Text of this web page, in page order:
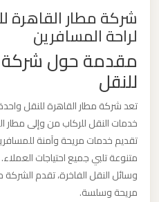
شركة مطار القاهرة
لراحة المسافرين
مقدمة حول شركة
للنقل
تعد شركة مطار القاهرة للنقل
خدمات النقل للركاب من وإلى مطار
تقديم خدمات مريحة وآمنة
متنوعة تلبي جميع احتياجات
وسائل النقل الفاخرة، تقدم
مريحة وسلسة.
القاهرة
ليموزين
ليموزين
نويبع
ليموزين